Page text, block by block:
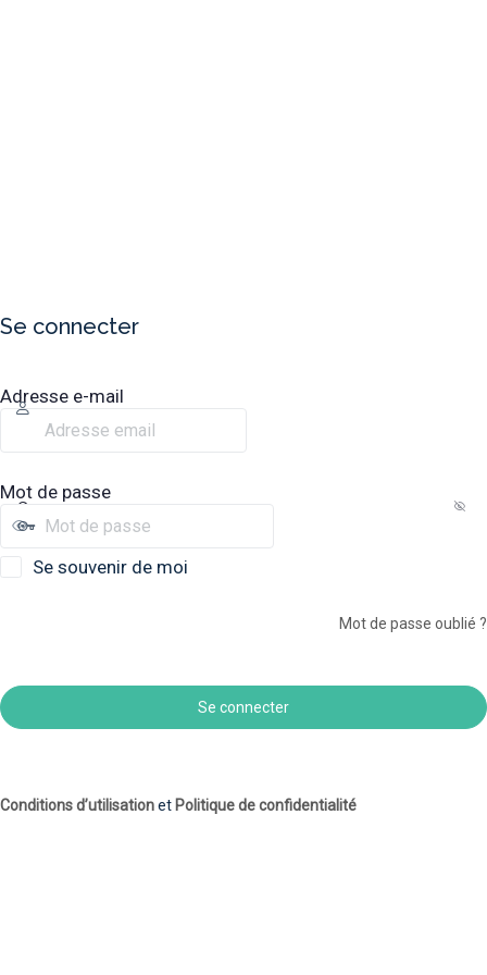
Se connecter
Adresse e-mail
Mot de passe
Se souvenir de moi
Mot de passe oublié ?
Conditions d’utilisationet Politique de confidentialité